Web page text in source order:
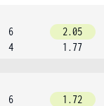
6
4
2.05
1.77
6
1.72